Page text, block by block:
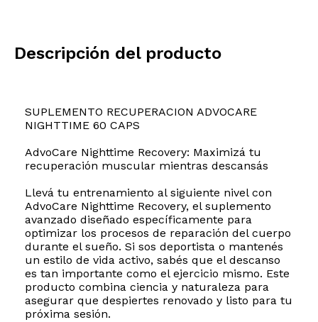
Descripción del producto
SUPLEMENTO RECUPERACION ADVOCARE
NIGHTTIME 60 CAPS
AdvoCare Nighttime Recovery: Maximizá tu
recuperación muscular mientras descansás
Llevá tu entrenamiento al siguiente nivel con
AdvoCare Nighttime Recovery, el suplemento
avanzado diseñado específicamente para
optimizar los procesos de reparación del cuerpo
durante el sueño. Si sos deportista o mantenés
un estilo de vida activo, sabés que el descanso
es tan importante como el ejercicio mismo. Este
producto combina ciencia y naturaleza para
asegurar que despiertes renovado y listo para tu
próxima sesión.